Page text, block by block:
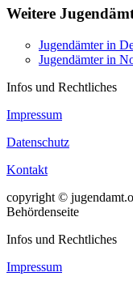
Weitere
Jugendämter in
Jugendämter in
Infos und Rechtliches
Impressum
Datenschutz
Kontakt
copyright ©
Behördenseite
Infos und Rechtliches
Impressum